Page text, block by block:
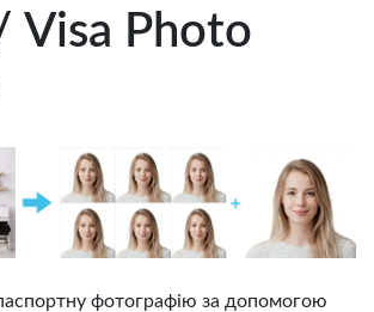
Visa Photo
фотографію за допомогою